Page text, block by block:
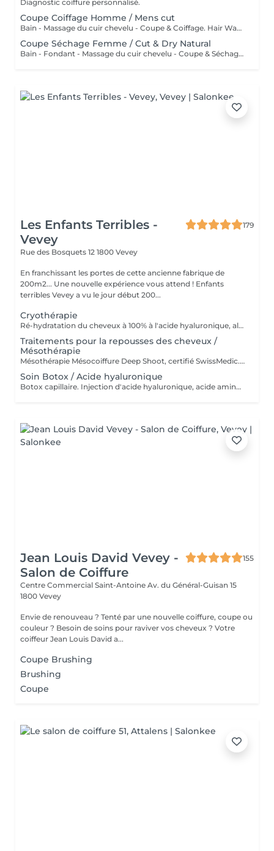
Diagnostic coiffure personnalisé.
Coupe Coiffage Homme / Mens cut
Bain - Massage du cuir chevelu - Coupe & Coiffage. Hair Wash, scalp massage, hair cut & styling
Coupe Séchage Femme / Cut & Dry Natural
Bain - Fondant - Massage du cuir chevelu - Coupe & Séchage Naturel . Hair wash, hair conditioner, scalp massage, hair cut & natural drying
Les Enfants Terribles -
Vevey
179
Rue des Bosquets 12 1800 Vevey
En franchissant les portes de cette ancienne fabrique de
200m2... Une nouvelle expérience vous attend ! Enfants
terribles Vevey a vu le jour début 200...
Cryothérapie
Ré-hydratation du cheveux à 100% à l'acide hyaluronique, aloé vera et figue de barbarie Traitement innovateur par le froid pour... - Réduire la chute ou l'affaiblissent du bulbes, des cheveux plus forts et moins cassant - Une hydratation profonde et des cheveux doux et souples - Brillance naturelle et un éclat visible dès la première séance - Moins de frisottis et chevelure plus lisse et disciplinée Une protection durable pour des cheveux en meilleure santé et cela même après des colorations. ATTENTION LE RPIX INDIQUé DE CETTE PRESTATION NE COMPRE AUCUN AUTRE SERVICES!
Traitements pour la repousses des cheveux /
Mésothérapie
Mésothérapie Mésocoiffure Deep Shoot, certifié SwissMedic. Qu'est ce que c'est Une révolution capillaire ! Un traitement du bulbe qui stimule la croissance du cheveux et revitalise le cuir chevelu pour des cheveux plus fort, plus sain et pleins de vitalité, Pour femmes et hommes, une solution simple rapide, efficace et indolore!! 100% d' efficacité chez la femme et 80% chez l'homme. Une révolution capillaire disponible uniquement aux Enfants terribles. Pour plus d' information prend rdv pour une consultation (qui te sera remboursée à la signature du contrat) ou sur www.deepshoot.ch
Soin Botox / Acide hyaluronique
Botox capillaire. Injection d'acide hyaluronique, acide aminés et protéine de riz, produit 100% naturel et végane issue de la nature.
Jean Louis David Vevey -
Salon de Coiffure
155
Centre Commercial Saint-Antoine Av. du Général-Guisan 15
1800 Vevey
Envie de renouveau ? Tenté par une nouvelle coiffure, coupe ou
couleur ? Besoin de soins pour raviver vos cheveux ? Votre
coiffeur Jean Louis David a...
Coupe Brushing
Brushing
Coupe